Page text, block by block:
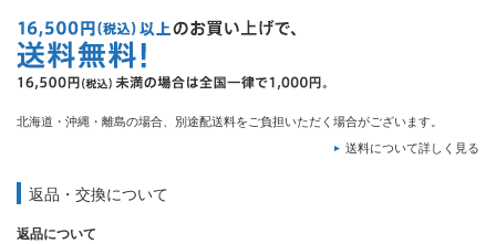
北海道・沖縄・離島の場合、別途配送料をご負担いただく場合がございます。
送料について詳しく見る
返品・交換について
返品について